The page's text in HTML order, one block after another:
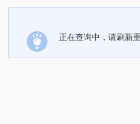
正在查询中，请刷新